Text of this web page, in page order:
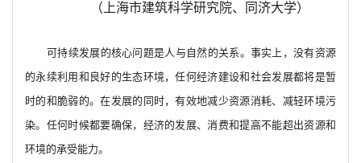
（上海市建筑科学研究院、同济大学）
可持续发展的核心问题是人与自然的关系。事实上，没有资源
的永续利用和良好的生态环境，任何经济建设和社会发展都将是暂
时的和脆弱的。在发展的同时，有效地减少资源消耗、减轻环境污
染。任何时候都要确保，经济的发展、消费和提高不能超出资源和
环境的承受能力。